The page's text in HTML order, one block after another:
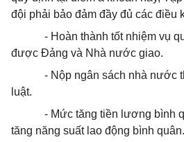
đội phải bảo đảm đầy đủ các điều
- Hoàn thành tốt nhiệm vụ
được Đảng và Nhà nước giao.
- Nộp ngân sách nhà nước
luật.
- Mức tăng tiền lương bình
tăng năng suất lao động bình quân.